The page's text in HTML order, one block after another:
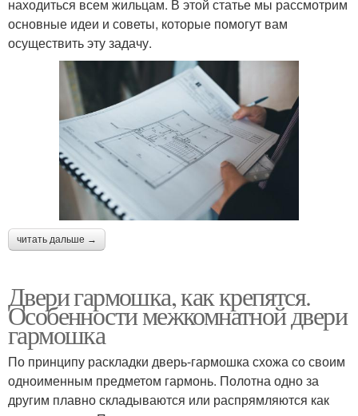
находиться всем жильцам. В этой статье мы рассмотрим
основные идеи и советы, которые помогут вам
осуществить эту задачу.
читать дальше →
Двери гармошка, как крепятся.
Особенности межкомнатной двери
гармошка
По принципу раскладки дверь-гармошка схожа со своим
одноименным предметом гармонь. Полотна одно за
другим плавно складываются или распрямляются как